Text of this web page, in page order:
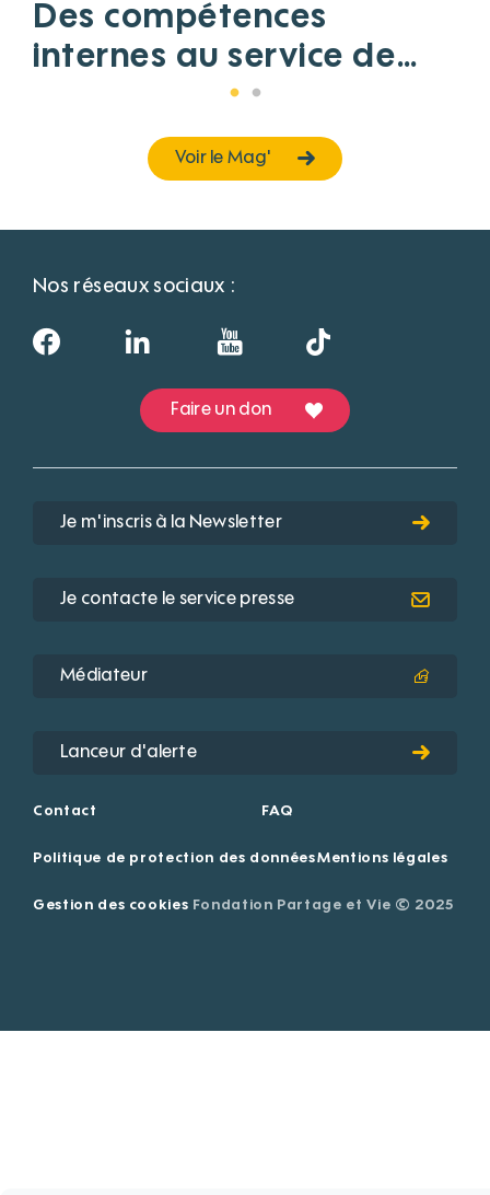
Des compétences
internes au service de
Voir le Mag'
Nos réseaux sociaux :
Faire un don
Je m'inscris à la Newsletter
Je contacte le service presse
Médiateur
Lanceur d'alerte
Contact FAQ
Politique de protection des donnéesMentions légales
Gestion des cookies Fondation Partage et Vie © 2025